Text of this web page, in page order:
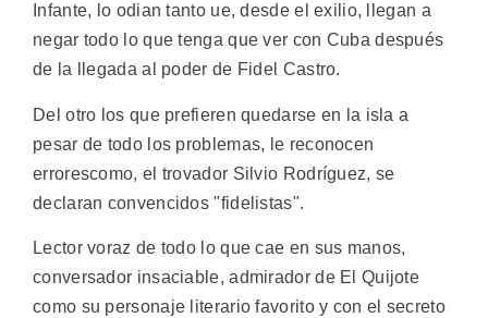
Infante, lo odian tanto ue, desde el exilio, llegan a
negar todo lo que tenga que ver con Cuba después
de la llegada al poder de Fidel Castro.
Del otro los que prefieren quedarse en la isla a
pesar de todo los problemas, le reconocen
errorescomo, el trovador Silvio Rodríguez, se
declaran convencidos "fidelistas".
Lector voraz de todo lo que cae en sus manos,
conversador insaciable, admirador de El Quijote
como su personaje literario favorito y con el secreto